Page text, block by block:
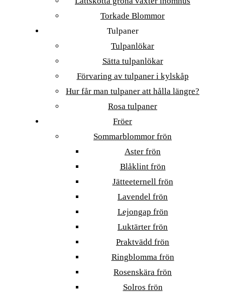
Torkade Blommor
Tulpaner
Tulpanlökar
Sätta tulpanlökar
Förvaring av tulpaner i kylskåp
Hur får man tulpaner att hålla längre?
Rosa tulpaner
Fröer
Sommarblommor frön
Aster frön
Blåklint frön
Jätteeternell frön
Lavendel frön
Lejongap frön
Luktärter frön
Praktvädd frön
Ringblomma frön
Rosenskära frön
Solros frön